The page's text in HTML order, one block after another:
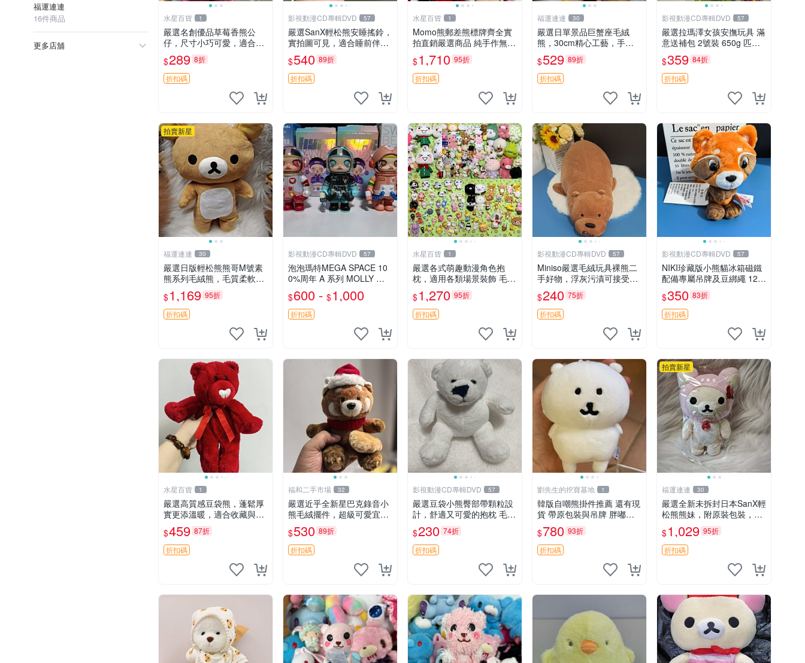
福運連連
16件商品
更多店舖
水星百貨 1
嚴選名創優品草莓香熊公
仔，尺寸小巧可愛，適合收
藏賞玩 30cm 玩具 公仔 草
莓熊
$289 8折
折扣碼
影視動漫CD專輯DVD 57
嚴選SanX輕松熊安睡搖鈴，
實拍圖可見，適合睡前伴
侶， Picks安撫好物 0325
懸吊 電腦
$540 89折
折扣碼
水星百貨 1
Momo熊郵差熊標牌齊全實
拍直銷嚴選商品 純手作無修
圖可收藏 郵差熊 Momo熊
標牌 商品
$1,710 95折
折扣碼
福運連連 30
嚴選日單景品巨蟹座毛絨
熊，30cm精心工藝，手感
軟糯推薦收藏送人 巨蟹座
毛絨玩具 精緻做工
$529 89折
折扣碼
影視動漫CD專輯DVD 57
嚴選拉瑪澤女孩安撫玩具 滿
意送補包 2號裝 650g 匹配
嬰幼童舒壓好伴侶 女孩專用
安心選擇 安撫玩偶 衝包 玩
具
$359 84折
折扣碼
拍賣新星
福運連連 30
嚴選日版輕松熊熊哥M號素
熊系列毛絨熊，毛質柔軟，
精緻可愛，尺寸35cm，保
存狀態優異。收藏或贈送皆
為佳選。 中古 毛絨熊 毛玩
偶
$1,169 95折
折扣碼
影視動漫CD專輯DVD 57
泡泡瑪特MEGA SPACE 10
0%周年 A 系列 MOLLY 權
威隱藏款 嚴選薄荷巧克力色
80年代風味 權威推薦 合適
收藏
$600 - $1,000
折扣碼
水星百貨 1
嚴選各式萌趣動漫角色抱
枕，適用各類場景裝飾 毛絨
玩具、卡通抱枕、趣味玩偶
$1,270 95折
折扣碼
影視動漫CD專輯DVD 57
Miniso嚴選毛絨玩具裸熊二
手好物，浮灰污漬可接受。
請詳閱照片再下單，售出不
退不換。全新品相收藏推
薦。 裸熊 毛絨玩具 收藏
$240 75折
折扣碼
影視動漫CD專輯DVD 57
NIKI珍藏版小熊貓冰箱磁鐵
配備專屬吊牌及豆綁繩 12c
m 廢品嚴選 好評推薦 小熊
貓冰箱貼 磁鐵掛件 冰箱飾
品
$350 83折
折扣碼
水星百貨 1
嚴選高質感豆袋熊，蓬鬆厚
實更添溫暖，適合收藏與休
憩。前胸填充飽滿，背部亦
具優雅設計。 豆袋熊 保暖
溫柔 蓬松
$459 87折
折扣碼
福和二手市場 32
嚴選近乎全新星巴克錄音小
熊毛絨擺件，超級可愛宜贈
送掛飾 錄音小熊 毛絨擺件
贈品
$530 89折
折扣碼
影視動漫CD專輯DVD 57
嚴選豆袋小熊臀部帶顆粒設
計，舒適又可愛的抱枕 毛絨
抱枕、臀部按摩、坐墊
$230 74折
折扣碼
劉先生的挖寶基地 1
韓版自嘲熊掛件推薦 還有現
貨 帶原包裝與吊牌 胖嘟嘟
超可愛 毛絨手感佳 小熊掛
件 自嘲抱枕 小熊抱枕
$780 93折
折扣碼
拍賣新星
福運連連 30
嚴選全新未拆封日本SanX輕
松熊熊妹，附原裝包裝，毛
絨質地極佳，細膩可愛，推
薦收藏兼送禮，適合女性好
友或家人，限量釋出。鬆
熊、熊玩偶、收藏品
$1,029 95折
折扣碼